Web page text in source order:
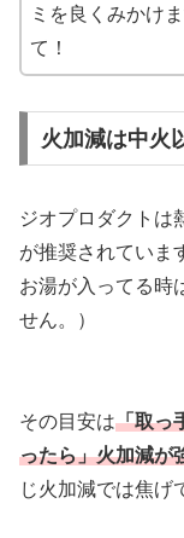
ミを良くみかけ
て！
火加減は中火
ジオプロダクトは
が推奨されていま
お湯が入ってる時
せん。）
その目安は「取っ
ったら」火加減が
じ火加減では焦げ